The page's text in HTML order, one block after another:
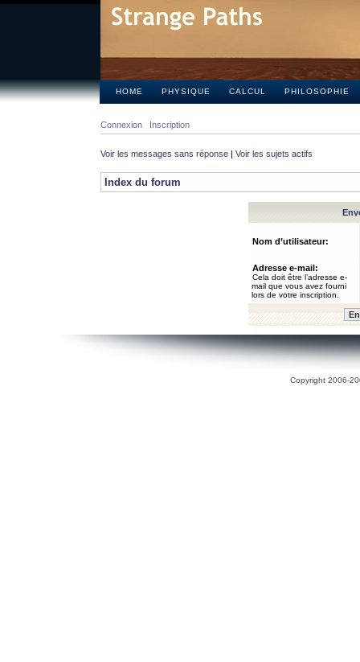
HOME PHYSIQUE CALCUL PHILOSOPHIE
Connexion Inscription
Voir les messages sans réponse | Voir les sujets actifs
Index du forum
Nom d’utilisateur:
Adresse e-mail:
Cela doit être l’adresse e-
mail que vous avez fourni
lors de votre inscription.
Copyright 2006-